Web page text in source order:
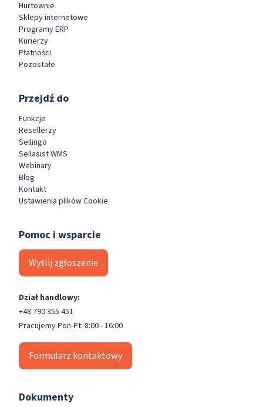
Hurtownie
Sklepy internetowe
Programy ERP
Kurierzy
Płatności
Pozostałe
Przejdź do
Funkcje
Resellerzy
Sellingo
Sellasist WMS
Webinary
Blog
Kontakt
Ustawienia plików Cookie
Pomoc i wsparcie
Wyślij zgłoszenie
Dział handlowy:
+48 790 355 451
Pracujemy Pon-Pt: 8:00 - 16:00
Formularz kontaktowy
Dokumenty